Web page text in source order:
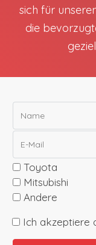
sich für
die
Toyota
Mitsubishi
Andere
Ich akzeptiere